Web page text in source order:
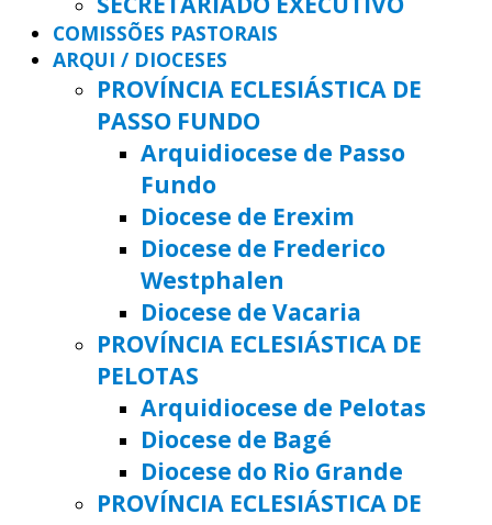
COMISSÕES PASTORAIS
ARQUI / DIOCESES
PROVÍNCIA ECLESIÁSTICA DE
PASSO FUNDO
Arquidiocese de Passo
Fundo
Diocese de Erexim
Diocese de Frederico
Westphalen
Diocese de Vacaria
PROVÍNCIA ECLESIÁSTICA DE
PELOTAS
Arquidiocese de Pelotas
Diocese de Bagé
Diocese do Rio Grande
PROVÍNCIA ECLESIÁSTICA DE